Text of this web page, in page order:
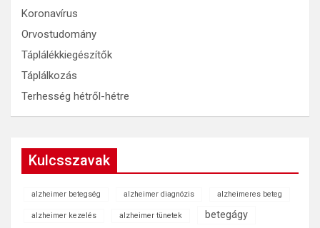
Koronavírus
Orvostudomány
Táplálékkiegészítők
Táplálkozás
Terhesség hétről-hétre
Kulcsszavak
alzheimer betegség alzheimer diagnózis alzheimeres beteg
alzheimer kezelés alzheimer tünetek betegágy